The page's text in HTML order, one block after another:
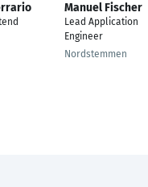
Manuel Fischer
Lead Application
Engineer
Nordstemmen